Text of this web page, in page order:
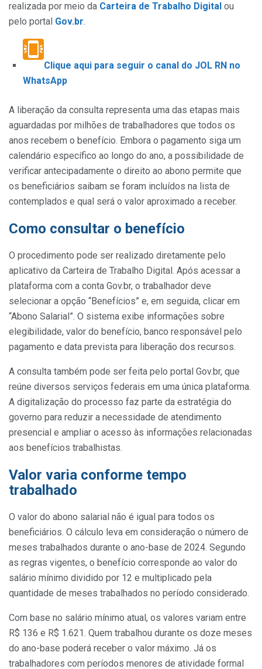
realizada por meio da Carteira de Trabalho Digital ou
pelo portal Gov.br.
Clique aqui para seguir o canal do JOL RN no
WhatsApp
A liberação da consulta representa uma das etapas mais
aguardadas por milhões de trabalhadores que todos os
anos recebem o benefício. Embora o pagamento siga um
calendário específico ao longo do ano, a possibilidade de
verificar antecipadamente o direito ao abono permite que
os beneficiários saibam se foram incluídos na lista de
contemplados e qual será o valor aproximado a receber.
Como consultar o benefício
O procedimento pode ser realizado diretamente pelo
aplicativo da Carteira de Trabalho Digital. Após acessar a
plataforma com a conta Gov.br, o trabalhador deve
selecionar a opção “Benefícios” e, em seguida, clicar em
“Abono Salarial”. O sistema exibe informações sobre
elegibilidade, valor do benefício, banco responsável pelo
pagamento e data prevista para liberação dos recursos.
A consulta também pode ser feita pelo portal Gov.br, que
reúne diversos serviços federais em uma única plataforma.
A digitalização do processo faz parte da estratégia do
governo para reduzir a necessidade de atendimento
presencial e ampliar o acesso às informações relacionadas
aos benefícios trabalhistas.
Valor varia conforme tempo
trabalhado
O valor do abono salarial não é igual para todos os
beneficiários. O cálculo leva em consideração o número de
meses trabalhados durante o ano-base de 2024. Segundo
as regras vigentes, o benefício corresponde ao valor do
salário mínimo dividido por 12 e multiplicado pela
quantidade de meses trabalhados no período considerado.
Com base no salário mínimo atual, os valores variam entre
R$ 136 e R$ 1.621. Quem trabalhou durante os doze meses
do ano-base poderá receber o valor máximo. Já os
trabalhadores com períodos menores de atividade formal